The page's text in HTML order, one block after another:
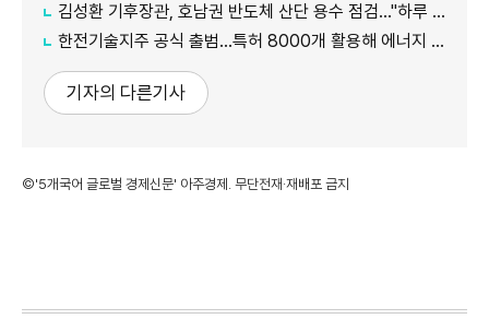
김성환 기후장관, 호남권 반도체 산단 용수 점검…"하루 30만t 재이용수 공급"
한전기술지주 공식 출범…특허 8000개 활용해 에너지 유니콘 키운다
기자의 다른기사
©'5개국어 글로벌 경제신문' 아주경제. 무단전재·재배포 금지